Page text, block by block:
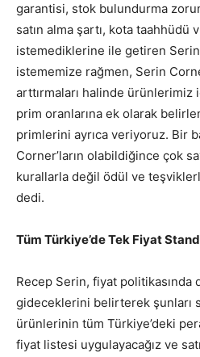
garantisi, stok bulundurma
satın alma şartı, kota taahhüdü
istemediklerine ile getiren Serin,
istememize rağmen, Serin
arttırmaları halinde
prim oranlarına ek olarak
primlerini ayrıca veriyoruz. Bir
Corner’ların olabildiğince çok
kurallarla değil ödül ve
dedi.
Tüm Türkiye’de Tek Fiyat
Recep Serin, fiyat
gideceklerini belirterek şunları
ürünlerinin tüm Türkiye’deki
fiyat listesi uygulayacağız ve